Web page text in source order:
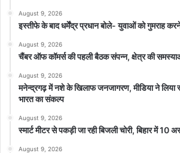
August 9, 2026
इस्तीफे के बाद धर्मेंद्र प्रधान बोले- युवाओं को गुमराह
August 9, 2026
चैंबर ऑफ कॉमर्स की पहली बैठक संपन्न, क्षेत्र की
August 9, 2026
मनेन्द्रगढ़ में नशे के खिलाफ जनजागरण, मीडिया ने लिया
भारत का संकल्प
August 9, 2026
स्मार्ट मीटर से पकड़ी जा रही बिजली चोरी, बिहार में 10
August 9, 2026